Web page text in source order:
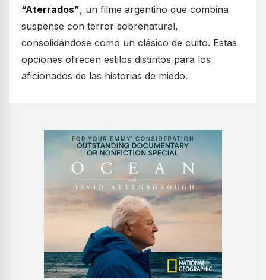
“Aterrados”, un filme argentino que combina
suspense con terror sobrenatural,
consolidándose como un clásico de culto. Estas
opciones ofrecen estilos distintos para los
aficionados de las historias de miedo.